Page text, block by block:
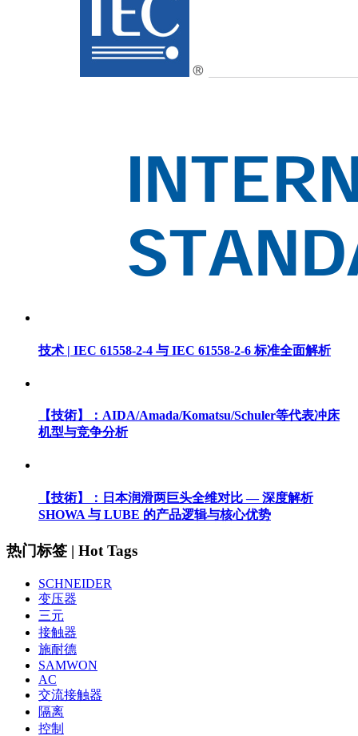
技术 | IEC 61558-2-4 与 IEC 61558-2-6 标准全面解析
【技術】：AIDA/Amada/Komatsu/Schuler等代表冲床
机型与竞争分析
【技術】：日本润滑两巨头全维对比 — 深度解析
SHOWA 与 LUBE 的产品逻辑与核心优势
热门标签 | Hot Tags
SCHNEIDER
变压器
三元
接触器
施耐德
SAMWON
AC
交流接触器
隔离
控制